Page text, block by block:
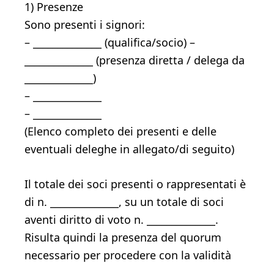
1) Presenze
Sono presenti i signori:
– ______________ (qualifica/socio) –
______________ (presenza diretta / delega da
______________)
– ______________
– ______________
(Elenco completo dei presenti e delle
eventuali deleghe in allegato/di seguito)
Il totale dei soci presenti o rappresentati è
di n. ______________, su un totale di soci
aventi diritto di voto n. ______________.
Risulta quindi la presenza del quorum
necessario per procedere con la validità